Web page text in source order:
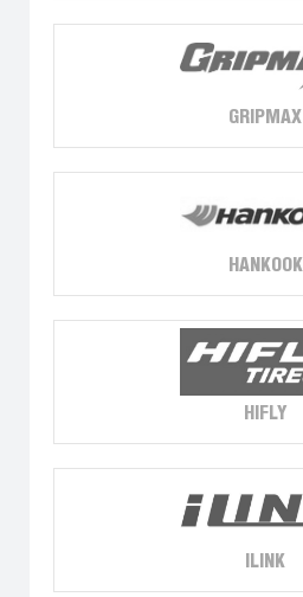
GRIPMAX
HANKOOK
HIFLY
ILINK